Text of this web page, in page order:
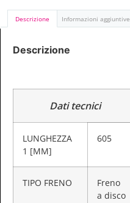
Descrizione Informazioni aggiuntive
Descrizione
Dati tecnici
LUNGHEZZA
1 [MM]
605
TIPO FRENO
Freno
a disco